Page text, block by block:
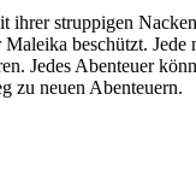
struppigen
beschützt. Jede
Jedes Abenteuer
zu neuen Abenteuern.